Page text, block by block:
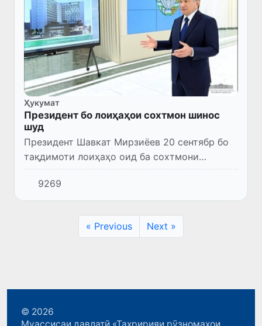
Ҳукумат
Президент бо лоиҳаҳои сохтмон шинос
шуд
Президент Шавкат Мирзиёев 20 сентябр бо
тақдимоти лоиҳаҳо оид ба сохтмони
объектҳои таълим, фарҳанг ва тандурустӣ
шинос шуд.
9269
« Previous Next »
© 2026